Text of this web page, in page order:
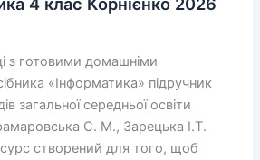
з готовими домашніми
«Інформатика» підручник
загальної середньої освіти
С. М., Зарецька І.Т.
створений для того, щоб